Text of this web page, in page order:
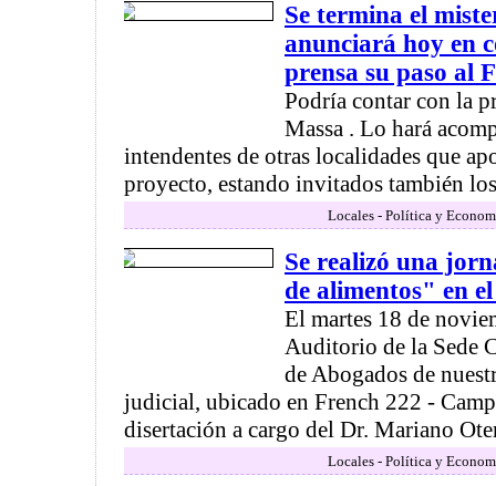
Se termina el
anunciará hoy en
prensa su paso al
Podría contar con la
Massa . Lo hará
intendentes de otras localidades que
proyecto, estando invitados también
Locales - Política y
Se realizó una
de alimentos" en
El martes 18 de
Auditorio de la Sede
de Abogados de
judicial, ubicado en French 222 -
disertación a cargo del Dr. Mariano
Locales - Política y